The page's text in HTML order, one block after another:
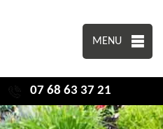
MENU
07 68 63 37 21